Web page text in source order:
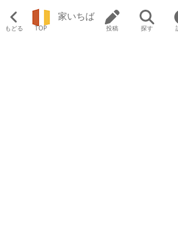
もどる TOP
家いちば
投稿 探す